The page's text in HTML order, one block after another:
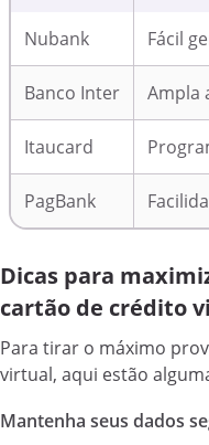
Nubank Fácil
Banco Inter Ampla
Itaucard
PagBank
Dicas para
cartão de crédito
Para tirar o máximo
virtual, aqui estão
Mantenha seus dados